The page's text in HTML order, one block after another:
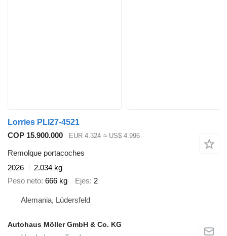
Lorries PLI27-4521
COP 15.900.000
EUR 4.324 ≈ US$ 4.996
Remolque portacoches
2026
2.034 kg
Peso neto 666 kg Ejes 2
Alemania, Lüdersfeld
Autohaus Möller GmbH & Co. KG